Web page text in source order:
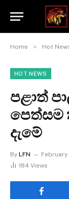
Home » Hot
HOT NEWS
පළාත්
පෙත්සම
දැමේ
By LFN February
184 Views